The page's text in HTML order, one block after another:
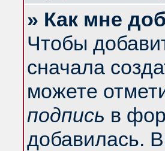
» Как мне
Чтобы
сначала
можете
подпись в
добавилась.